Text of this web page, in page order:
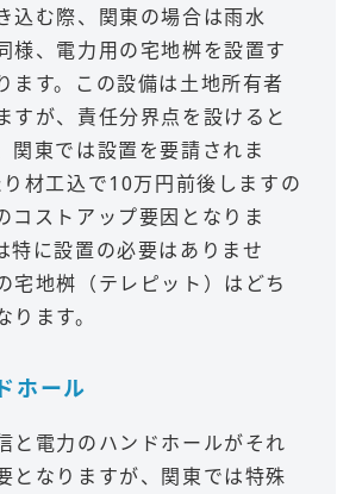
込む際、関東の場合は雨水
様、電力用の宅地桝を設置す
ます。この設備は土地所有者
すが、責任分界点を設けると
関東では設置を要請されま
材工込で10万円前後しますの
コストアップ要因となりま
特に設置の必要はありませ
宅地桝（テレピット）はどち
ります。
ホール
と電力のハンドホールがそれ
となりますが、関東では特殊